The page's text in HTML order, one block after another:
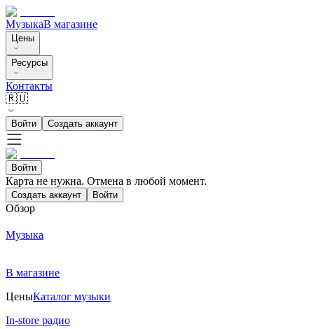
МузыкаВ магазине
Цены
Ресурсы
Контакты
🇷🇺
Войти Создать аккаунт
Войти
Карта не нужна. Отмена в любой момент.
Создать аккаунт Войти
Обзор
Музыка
В магазине
ЦеныКаталог музыки
In-store радио